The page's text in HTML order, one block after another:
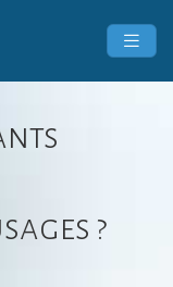
?